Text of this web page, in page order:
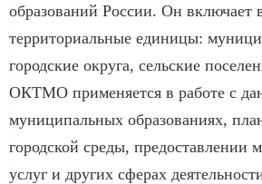
образований России. Он включает
территориальные единицы:
городские округа, сельские
ОКТМО применяется в работе с
муниципальных образованиях,
городской среды, предоставлении
услуг и других сферах